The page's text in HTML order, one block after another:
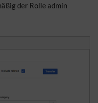
der Rolle admin